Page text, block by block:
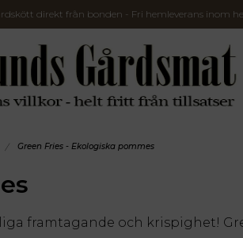
direkt från bonden - Fri hemleverans inom
Green Fries - Ekologiska pommes
framtagande och krispighet!